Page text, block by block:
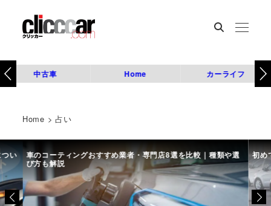
中古車 Home カーライフ
Home >占い
い 車のコーティングおすすめ業者・専門店8選を比較｜種類や選
び方も解説
初め